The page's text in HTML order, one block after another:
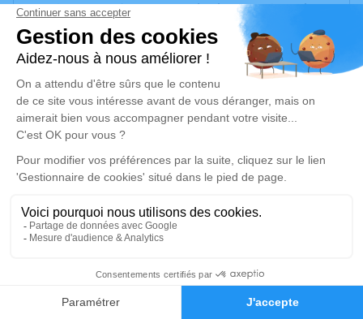
Faire-part Hommages
anecdote ou exprimer vos pensées à travers des poèmes
ou des textes. Cet endroit est un lieu d'expression dédié à
honorer la mémoire de Monique GONON.
Un service de plantation d’arbre hommage estdisponible
mardi 09 juin 2026 à 14h30
Eglise Saint Julien
69510 Soucieu en Jarrest
Je rends hommage